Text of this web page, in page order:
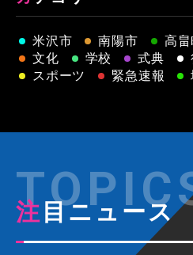
米沢市 南陽市 高畠
文化
学校 式典
スポーツ
緊急速報
注目ニュース